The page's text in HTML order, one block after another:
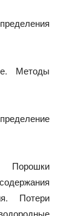
Методы
Потери